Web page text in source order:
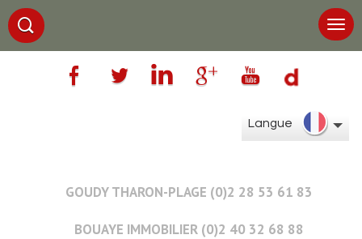
Langue
GOUDY THARON-PLAGE (0)2 28 53 61 83
BOUAYE IMMOBILIER (0)2 40 32 68 88